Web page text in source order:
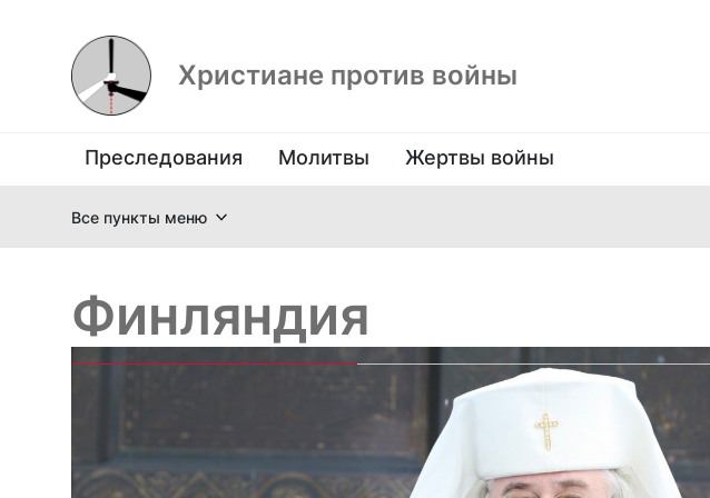
Христиане против войны
Преследования Молитвы Жертвы войны
Все пункты меню
Финляндия